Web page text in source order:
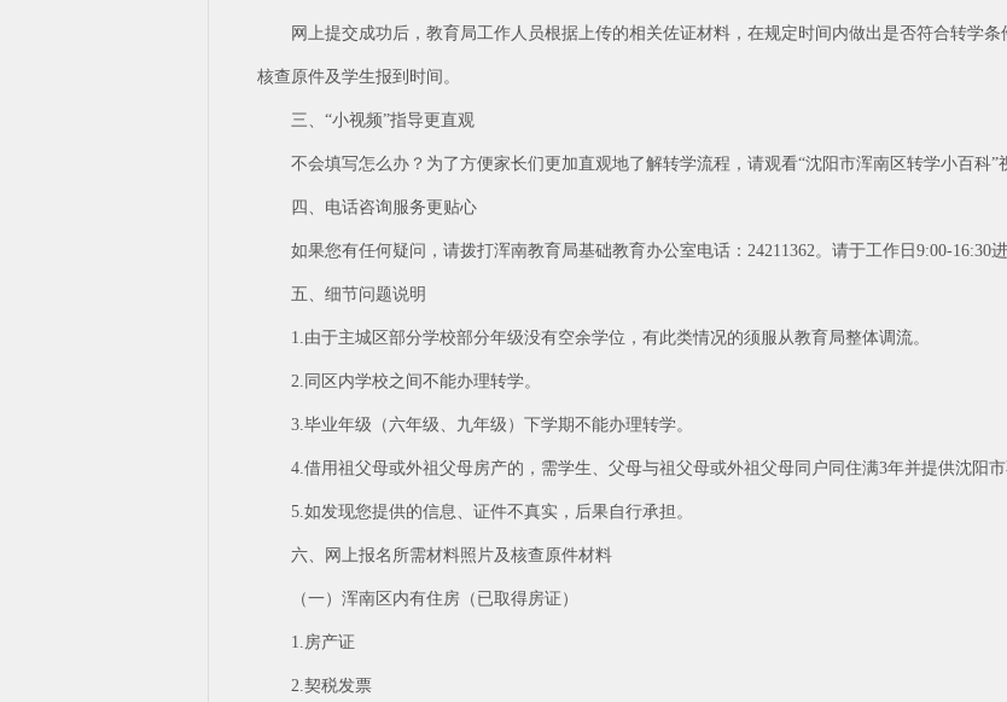
网上提交成功后，教育局工作人员根据上传的相关佐证材料，在规定时间内做出是否符合转学
核查原件及学生报到时间。
三、“小视频”指导更直观
不会填写怎么办？为了方便家长们更加直观地了解转学流程，请观看“沈阳市浑南区转学小百科”
四、电话咨询服务更贴心
如果您有任何疑问，请拨打浑南教育局基础教育办公室电话：24211362。请于工作日9:00-16:30进
五、细节问题说明
1.由于主城区部分学校部分年级没有空余学位，有此类情况的须服从教育局整体调流。
2.同区内学校之间不能办理转学。
3.毕业年级（六年级、九年级）下学期不能办理转学。
4.借用祖父母或外祖父母房产的，需学生、父母与祖父母或外祖父母同户同住满3年并提供沈阳
5.如发现您提供的信息、证件不真实，后果自行承担。
六、网上报名所需材料照片及核查原件材料
（一）浑南区内有住房（已取得房证）
1.房产证
2.契税发票